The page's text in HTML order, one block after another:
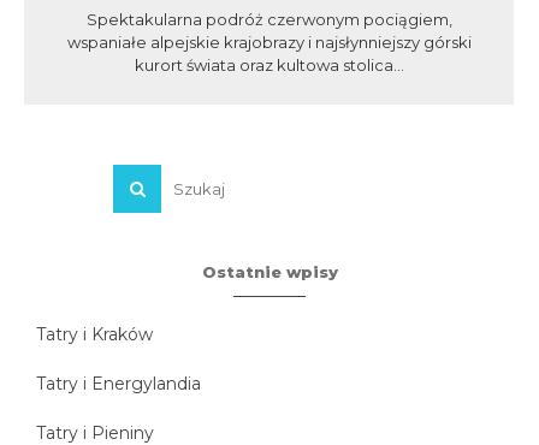
Spektakularna podróż czerwonym pociągiem,
wspaniałe alpejskie krajobrazy i najsłynniejszy górski
kurort świata oraz kultowa stolica...
Ostatnie wpisy
Tatry i Kraków
Tatry i Energylandia
Tatry i Pieniny